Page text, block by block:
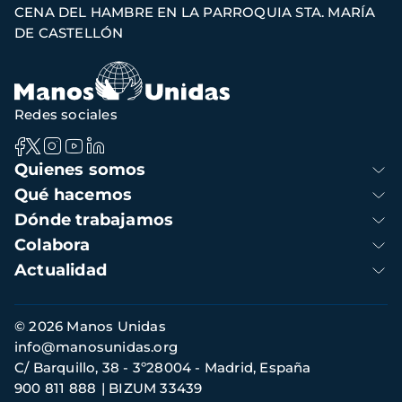
de
navegación
CENA DEL HAMBRE EN LA PARROQUIA STA. MARÍA
DE CASTELLÓN
Navegación
principal
Quienes somos
Qué hacemos
Dónde trabajamos
Colabora
Actualidad
Redes sociales
Información
de
contacto
© 2026 Manos Unidas
C/ Barquillo, 38 - 3º28004 - Madrid, España
900 811 888
BIZUM 33439
info@manosunidas.org